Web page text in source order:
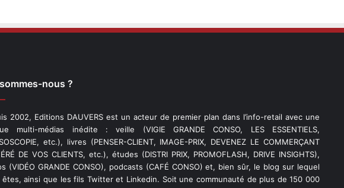
nous ?
2002, Editions DAUVERS est un acteur de premier plan dans l’info-retail avec une
multi-médias inédite : veille (VIGIE GRANDE CONSO, LES ESSENTIELS,
etc.), livres (PENSER-CLIENT, IMAGE-PRIX, DEVENEZ LE COMMERÇANT
DE VOS CLIENTS, etc.), études (DISTRI PRIX, PROMOFLASH, DRIVE INSIGHTS),
(VIDÉO GRANDE CONSO), podcasts (CAFÉ CONSO) et, bien sûr, le blog sur lequel
êtes, ainsi que les fils Twitter et Linkedin. Soit une communauté de plus de 150 000